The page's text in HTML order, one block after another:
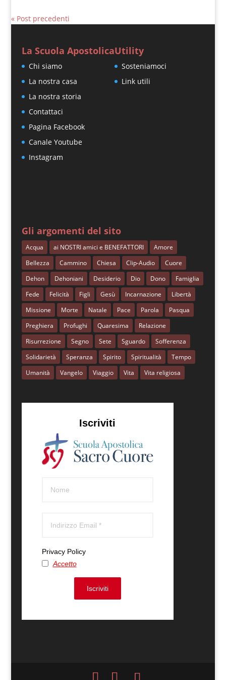
« Post precedenti
La Scuola Apostolica
Chi siamo
La nostra casa
La nostra storia
Contattaci
Pagina Facebook
Canale Youtube
Instagram
Utility
Sosteniamoci
Link utili
Gli argomenti del sito
Acqua ai NOSTRI amici e BENEFATTORI
Amore
Bellezza
Cammino Chiesa Clip-Audio
Cuore
Dehon
Dehoniani Desiderio Dio Dono
Famiglia
Fede
Felicità Figli Gesù Incarnazione
Libertà
Missione
Morte Natale Pace Parola
Pasqua
Preghiera
Profughi Quaresima
Relazione
Risurrezione
Segno Sete Sguardo
Sofferenza
Solidarietà
Speranza Spirito Spiritualità
Tempo
Umanità
Vangelo Viaggio Vita Vita religiosa
Iscriviti
Privacy Policy
Accetto
Iscriviti